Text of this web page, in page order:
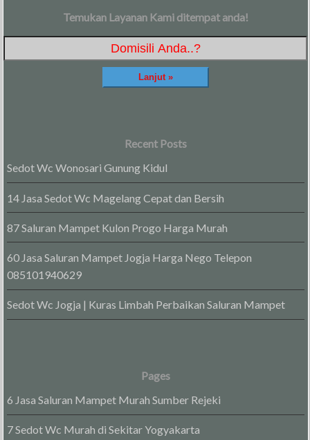
Temukan Layanan Kami ditempat anda!
Recent Posts
Sedot Wc Wonosari Gunung Kidul
14 Jasa Sedot Wc Magelang Cepat dan Bersih
87 Saluran Mampet Kulon Progo Harga Murah
60 Jasa Saluran Mampet Jogja Harga Nego Telepon
085101940629
Sedot Wc Jogja | Kuras Limbah Perbaikan Saluran Mampet
Pages
6 Jasa Saluran Mampet Murah Sumber Rejeki
7 Sedot Wc Murah di Sekitar Yogyakarta